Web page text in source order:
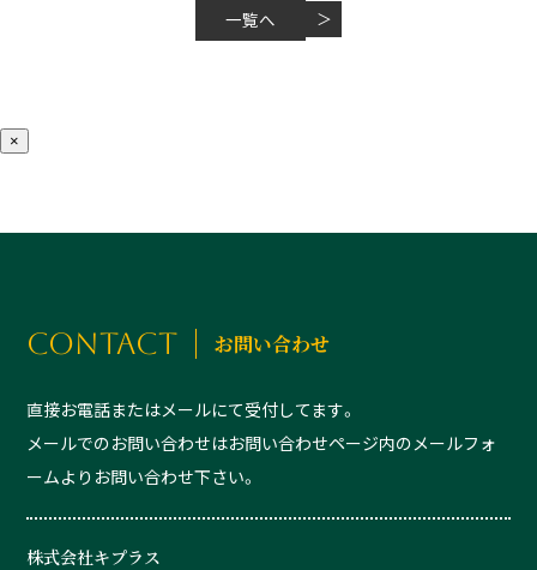
一覧へ ＞
×
CONTACT お問い合わせ
直接お電話またはメールにて受付してます。
メールでのお問い合わせはお問い合わせページ内のメールフォ
ームよりお問い合わせ下さい。
株式会社キプラス